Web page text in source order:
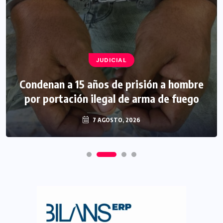
JUDICIAL
Condenan a 15 años de prisión a hombre
por portación ilegal de arma de fuego
7 AGOSTO, 2026